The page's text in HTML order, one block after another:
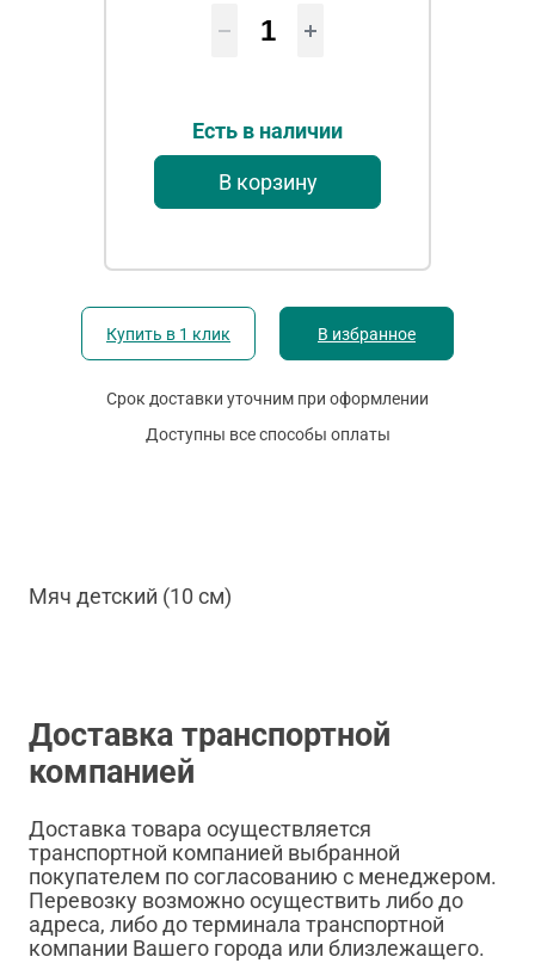
Есть в наличии
В корзину
Купить в 1 клик В избранное
Срок доставки уточним при оформлении
Доступны все способы оплаты
Мяч детский (10 см)
Доставка транспортной
компанией
Доставка товара осуществляется
транспортной компанией выбранной
покупателем по согласованию с менеджером.
Перевозку возможно осуществить либо до
адреса, либо до терминала транспортной
компании Вашего города или близлежащего.